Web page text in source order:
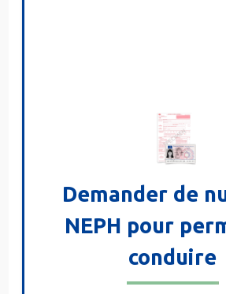
Demander de
NEPH pour
conduire